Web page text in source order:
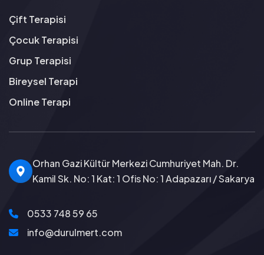
Çift Terapisi
Çocuk Terapisi
Grup Terapisi
Bireysel Terapi
Online Terapi
Orhan Gazi Kültür Merkezi Cumhuriyet Mah. Dr.
Kamil Sk. No: 1 Kat: 1 Ofis No: 1 Adapazarı / Sakarya
0533 748 59 65
info@durulmert.com